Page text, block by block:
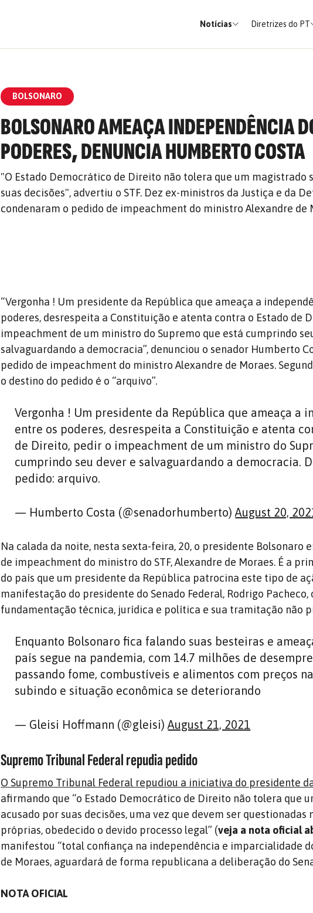
Notícias Diretrizes do PT
BOLSONARO
BOLSONARO AMEAÇA INDEPENDÊNCIA
PODERES, DENUNCIA HUMBERTO COSTA
"O Estado Democrático de Direito não tolera que um magistrado
suas decisões", advertiu o STF. Dez ex-ministros da Justiça e da
condenaram o pedido de impeachment do ministro Alexandre de
“Vergonha ! Um presidente da República que ameaça a
poderes, desrespeita a Constituição e atenta contra o Estado de
impeachment de um ministro do Supremo que está cumprindo
salvaguardando a democracia”, denunciou o senador Humberto
pedido de impeachment do ministro Alexandre de Moraes.
o destino do pedido é o “arquivo”.
Vergonha ! Um presidente da República que ameaça a
entre os poderes, desrespeita a Constituição e atenta
de Direito, pedir o impeachment de um ministro do
cumprindo seu dever e salvaguardando a democracia.
pedido: arquivo.
— Humberto Costa (@senadorhumberto)August 20,
Na calada da noite, nesta sexta-feira, 20, o presidente Bolsonaro
de impeachment do ministro do STF, Alexandre de Moraes. É a
do país que um presidente da República patrocina este tipo de
manifestação do presidente do Senado Federal, Rodrigo Pacheco,
fundamentação técnica, jurídica e política e sua tramitação não
Enquanto Bolsonaro fica falando suas besteiras e
país segue na pandemia, com 14.7 milhões de
passando fome, combustíveis e alimentos com preços
subindo e situação econômica se deteriorando
— Gleisi Hoffmann (@gleisi)August 21, 2021
Supremo Tribunal Federal repudia pedido
O Supremo Tribunal Federal repudiou a iniciativa do presidente
afirmando que “o Estado Democrático de Direito não tolera que
acusado por suas decisões, uma vez que devem ser questionadas
próprias, obedecido o devido processo legal” (veja a nota oficial
manifestou “total confiança na independência e imparcialidade
de Moraes, aguardará de forma republicana a deliberação do
NOTA OFICIAL